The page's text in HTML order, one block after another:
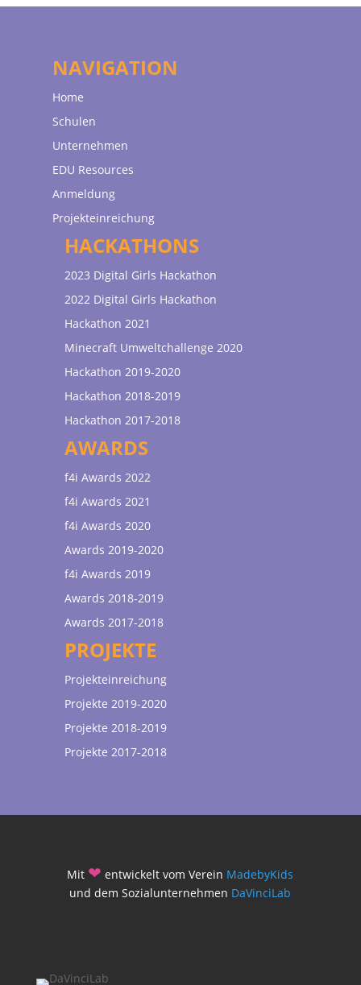
NAVIGATION
Home
Schulen
Unternehmen
EDU Resources
Anmeldung
Projekteinreichung
HACKATHONS
2023 Digital Girls Hackathon
2022 Digital Girls Hackathon
Hackathon 2021
Minecraft Umweltchallenge 2020
Hackathon 2019-2020
Hackathon 2018-2019
Hackathon 2017-2018
AWARDS
f4i Awards 2022
f4i Awards 2021
f4i Awards 2020
Awards 2019-2020
f4i Awards 2019
Awards 2018-2019
Awards 2017-2018
PROJEKTE
Projekteinreichung
Projekte 2019-2020
Projekte 2018-2019
Projekte 2017-2018
Mit ❤ entwickelt vom Verein MadebyKids
und dem Sozialunternehmen DaVinciLab